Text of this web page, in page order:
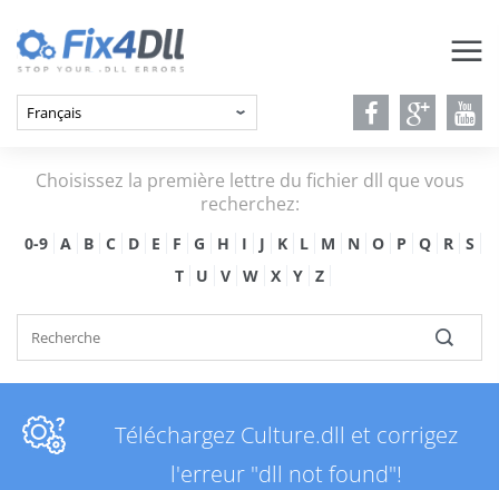
Choisissez la première lettre du fichier dll que vous
recherchez:
0-9 A B C D E F G H I J K L M N O P Q R
S
T
U V W X Y Z
Téléchargez Culture.dll et corrigez
l'erreur "dll not found"!